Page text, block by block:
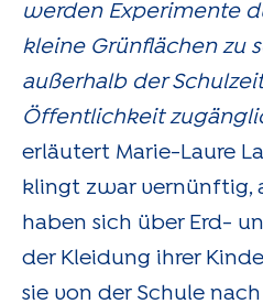
werden Experimente
kleine Grünflächen zu
außerhalb der
Öffentlichkeit
erläutert Marie-Laure
klingt zwar vernünftig,
haben sich über Erd-
der Kleidung ihrer
sie von der Schule